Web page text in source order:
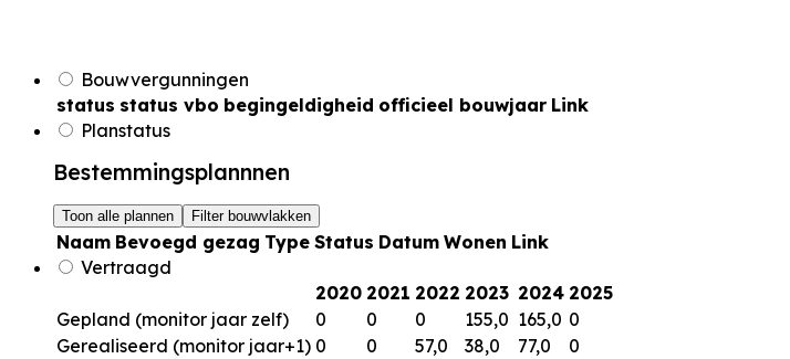
Bouwvergunningen
status status vbo begingeldigheid officieel bouwjaar Link
Planstatus
Bestemmingsplannnen
Toon alle plannen Filter bouwvlakken
Naam Bevoegd gezag Type Status Datum Wonen Link
Vertraagd
2020 2021 2022 2023 2024 2025
Gepland (monitor jaar zelf)
0 0 0 155,0 165,0 0
Gerealiseerd (monitor jaar+1) 0 0 57,0 38,0 77,0
0